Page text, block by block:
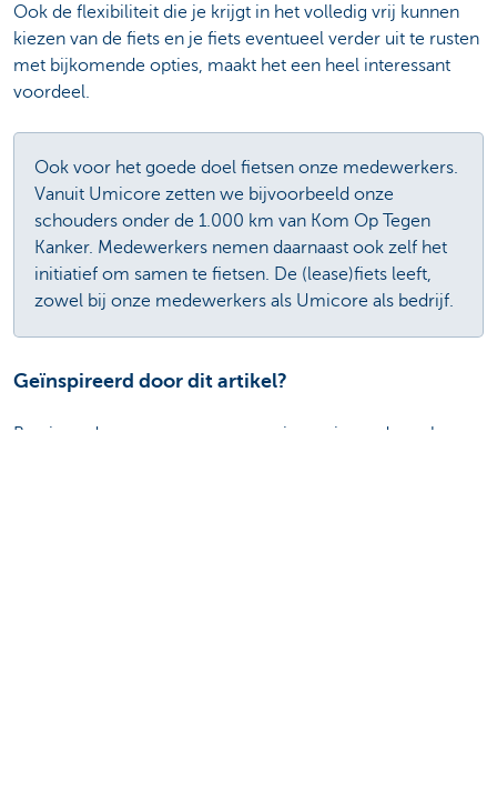
Ook de flexibiliteit die je krijgt in het volledig vrij kunnen
kiezen van de fiets en je fiets eventueel verder uit te rusten
met bijkomende opties, maakt het een heel interessant
voordeel.
Ook voor het goede doel fietsen onze medewerkers.
Vanuit Umicore zetten we bijvoorbeeld onze
schouders onder de 1.000 km van Kom Op Tegen
Kanker. Medewerkers nemen daarnaast ook zelf het
initiatief om samen te fietsen. De (lease)fiets leeft,
zowel bij onze medewerkers als Umicore als bedrijf.
Geïnspireerd door dit artikel?
Ben je ondernemer en overweeg je om je medewerkers